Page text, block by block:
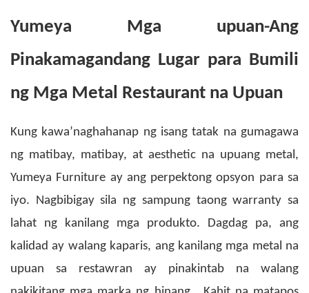
Yumeya Mga upuan-Ang
Pinakamagandang Lugar para Bumili
ng Mga Metal Restaurant na Upuan
Kung kawa’naghahanap ng isang tatak na gumagawa
ng matibay, matibay, at aesthetic na upuang metal,
Yumeya Furniture ay ang perpektong opsyon para sa
iyo. Nagbibigay sila ng sampung taong warranty sa
lahat ng kanilang mga produkto. Dagdag pa, ang
kalidad ay walang kaparis, ang kanilang mga metal na
upuan sa restawran ay pinakintab na walang